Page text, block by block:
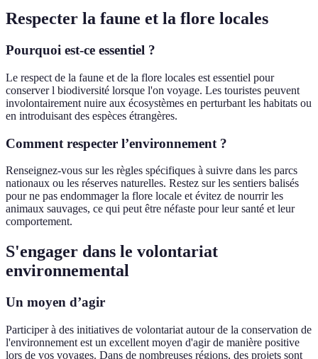
Respecter la faune et la flore locales
Pourquoi est-ce essentiel ?
Le respect de la faune et de la flore locales est essentiel pour
conserver l biodiversité lorsque l'on voyage. Les touristes peuvent
involontairement nuire aux écosystèmes en perturbant les habitats ou
en introduisant des espèces étrangères.
Comment respecter l’environnement ?
Renseignez-vous sur les règles spécifiques à suivre dans les parcs
nationaux ou les réserves naturelles. Restez sur les sentiers balisés
pour ne pas endommager la flore locale et évitez de nourrir les
animaux sauvages, ce qui peut être néfaste pour leur santé et leur
comportement.
S'engager dans le volontariat
environnemental
Un moyen d’agir
Participer à des initiatives de volontariat autour de la conservation de
l'environnement est un excellent moyen d'agir de manière positive
lors de vos voyages. Dans de nombreuses régions, des projets sont